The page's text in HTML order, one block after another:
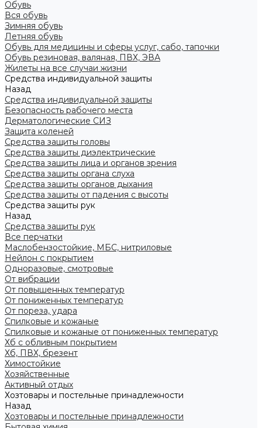
Обувь
Вся обувь
Зимняя обувь
Летняя обувь
Обувь для медицины и сферы услуг, сабо, тапочки
Обувь резиновая, валяная, ПВХ, ЭВА
Жилеты на все случаи жизни
Средства индивидуальной защиты
Назад
Средства индивидуальной защиты
Безопасность рабочего места
Дерматологические СИЗ
Защита коленей
Средства защиты головы
Средства защиты диэлектрические
Средства защиты лица и органов зрения
Средства защиты органа слуха
Средства защиты органов дыхания
Средства защиты от падения с высоты
Средства защиты рук
Назад
Средства защиты рук
Все перчатки
Маслобензостойкие, МБС, нитриловые
Нейлон с покрытием
Одноразовые, смотровые
От вибрации
От повышенных температур
От пониженных температур
От пореза, удара
Спилковые и кожаные
Спилковые и кожаные от пониженных температур
Хб с обливным покрытием
Хб, ПВХ, брезент
Химостойкие
Хозяйственные
Активный отдых
Хозтовары и постельные принадлежности
Назад
Хозтовары и постельные принадлежности